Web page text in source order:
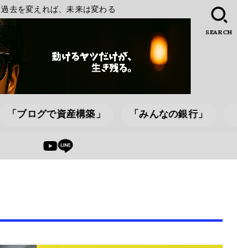
過去を変えれば、未来は変わる
「ブログで資産構築」 「みんなの銀行」
SEARCH